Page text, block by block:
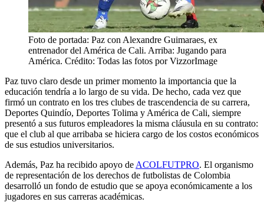
Foto de portada: Paz con Alexandre Guimaraes, ex
entrenador del América de Cali. Arriba: Jugando para
América. Crédito: Todas las fotos por VizzorImage
Paz tuvo claro desde un primer momento la importancia que la
educación tendría a lo largo de su vida. De hecho, cada vez que
firmó un contrato en los tres clubes de trascendencia de su carrera,
Deportes Quindío, Deportes Tolima y América de Cali, siempre
presentó a sus futuros empleadores la misma cláusula en su contrato:
que el club al que arribaba se hiciera cargo de los costos económicos
de sus estudios universitarios.
Además, Paz ha recibido apoyo de ACOLFUTPRO. El organismo
de representación de los derechos de futbolistas de Colombia
desarrolló un fondo de estudio que se apoya económicamente a los
jugadores en sus carreras académicas.